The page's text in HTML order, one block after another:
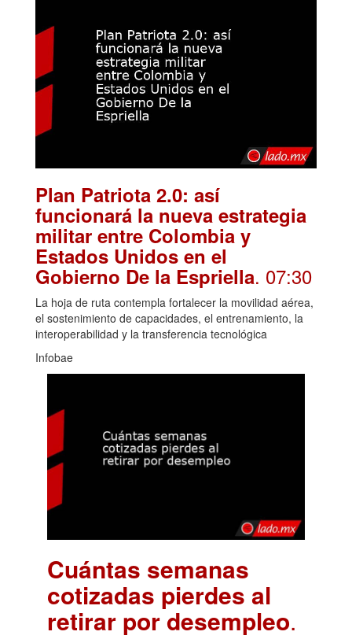
Plan Patriota 2.0: así
funcionará la nueva estrategia
militar entre Colombia y
Estados Unidos en el
Gobierno De la Espriella. 07:30
La hoja de ruta contempla fortalecer la movilidad aérea,
el sostenimiento de capacidades, el entrenamiento, la
interoperabilidad y la transferencia tecnológica
Infobae
Cuántas semanas
cotizadas pierdes al
retirar por desempleo.